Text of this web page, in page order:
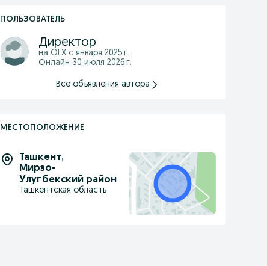
ПОЛЬЗОВАТЕЛЬ
Директор
на OLX с января 2025 г.
Онлайн 30 июля 2026 г.
Все объявления автора
МЕСТОПОЛОЖЕНИЕ
Ташкент,
Мирзо-
Улугбекский район
Ташкентская область